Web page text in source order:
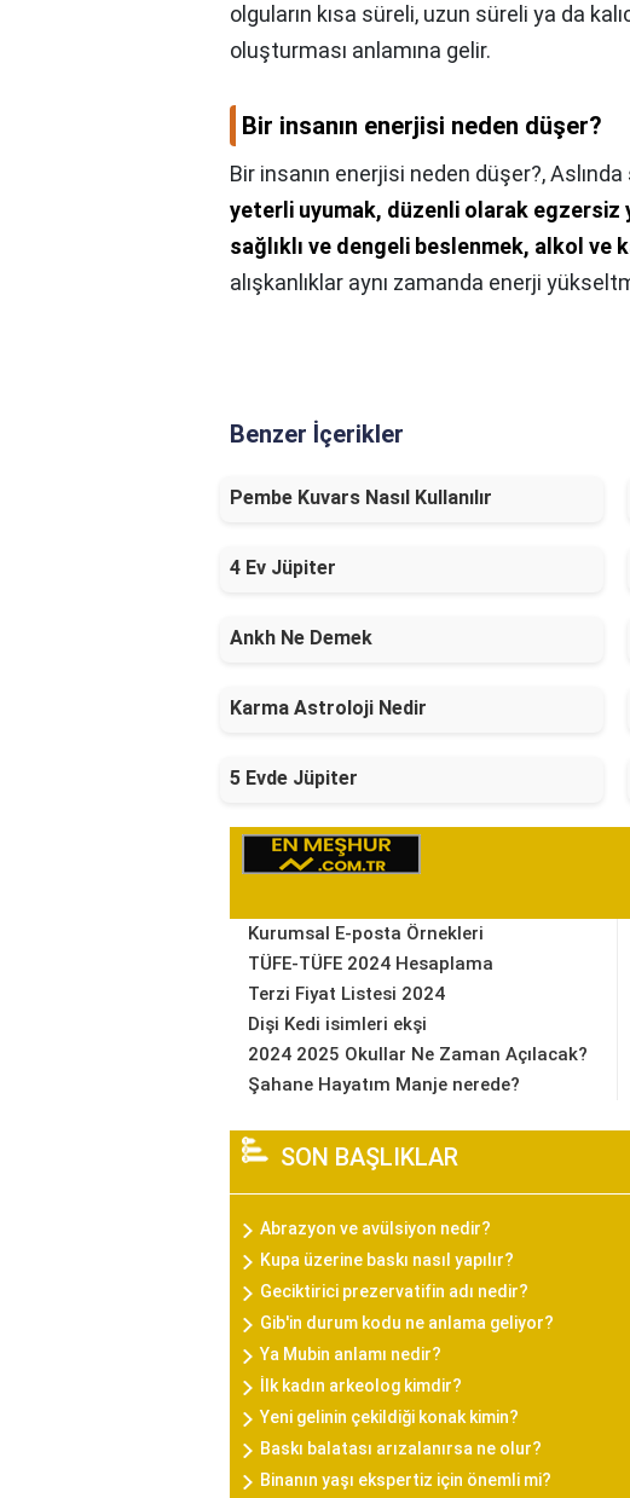
olguların kısa süreli, uzun süreli ya da
oluşturması anlamına gelir.
Bir insanın enerjisi neden düşer?
Bir insanın enerjisi neden düşer?,Aslında
yeterli uyumak, düzenli olarak egzersiz
sağlıklı ve dengeli beslenmek, alkol
alışkanlıklar aynı zamanda enerji
Benzer İçerikler
Pembe Kuvars Nasıl Kullanılır
4 Ev Jüpiter
Ankh Ne Demek
Karma Astroloji Nedir
5 Evde Jüpiter
Kurumsal E-posta Örnekleri
TÜFE-TÜFE 2024 Hesaplama
Terzi Fiyat Listesi 2024
Dişi Kedi isimleri ekşi
2024 2025 Okullar Ne Zaman Açılacak?
Şahane Hayatım Manje nerede?
SON BAŞLIKLAR
Abrazyon ve avülsiyon nedir?
Kupa üzerine baskı nasıl yapılır?
Geciktirici prezervatifin adı nedir?
Gib'in durum kodu ne anlama geliyor?
Ya Mubin anlamı nedir?
İlk kadın arkeolog kimdir?
Yeni gelinin çekildiği konak kimin?
Baskı balatası arızalanırsa ne olur?
Binanın yaşı ekspertiz için önemli mi?